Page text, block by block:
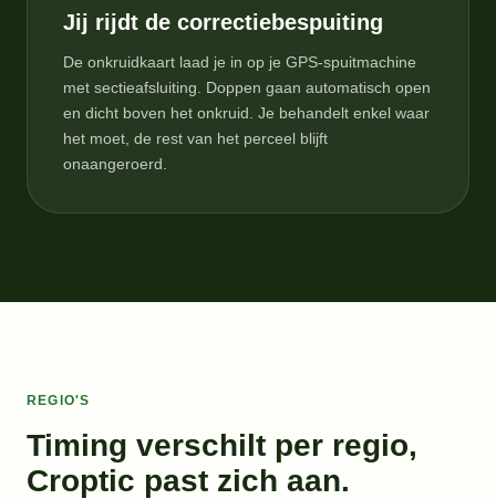
Jij rijdt de correctiebespuiting
De onkruidkaart laad je in op je GPS-spuitmachine
met sectieafsluiting. Doppen gaan automatisch open
en dicht boven het onkruid. Je behandelt enkel waar
het moet, de rest van het perceel blijft
onaangeroerd.
REGIO'S
Timing verschilt per regio,
Croptic past zich aan.